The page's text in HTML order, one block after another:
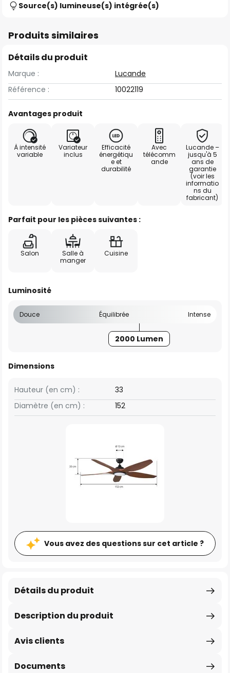
Source(s) lumineuse(s) intégrée(s)
Produits similaires
Détails du produit
Marque :
Lucande
Référence :
10022119
Avantages produit
À intensité
variable
Variateur
inclus
Efficacité
énergétiqu
e et
durabilité
Avec
télécomm
ande
Lucande –
jusqu'à 5
ans de
garantie
(voir les
informatio
ns du
fabricant)
Parfait pour les pièces suivantes :
Salon
Salle à
manger
Cuisine
Luminosité
Douce Équilibrée Intense
2000 Lumen
Dimensions
Hauteur (en cm) :
33
Diamètre (en cm) :
152
Vous avez des questions sur cet article ?
Description du produit
Détails du produit
Avis clients
Documents